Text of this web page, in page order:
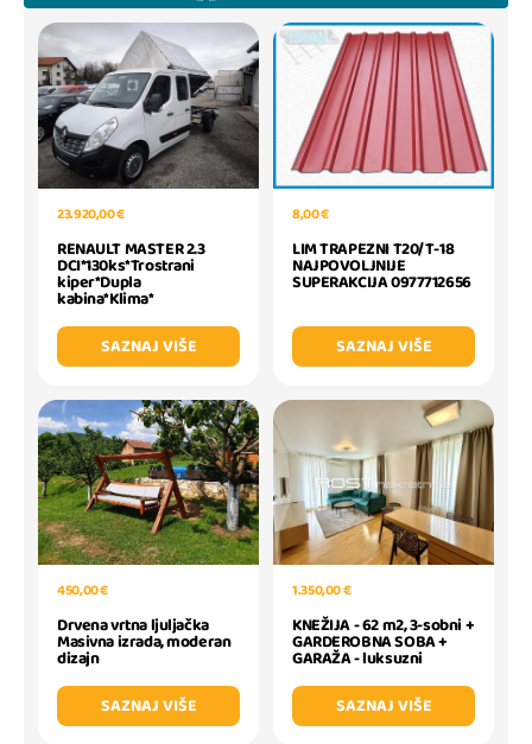
23.920,00 €
RENAULT MASTER 2.3
DCI*130ks*Trostrani
kiper*Dupla
kabina*Klima*
SAZNAJ VIŠE
8,00 €
LIM TRAPEZNI T20/T-18
NAJPOVOLJNIJE
SUPERAKCIJA 0977712656
SAZNAJ VIŠE
450,00 €
Drvena vrtna ljuljačka
Masivna izrada, moderan
dizajn
SAZNAJ VIŠE
1.350,00 €
KNEŽIJA - 62 m2, 3-sobni +
GARDEROBNA SOBA +
GARAŽA - luksuzni
SAZNAJ VIŠE